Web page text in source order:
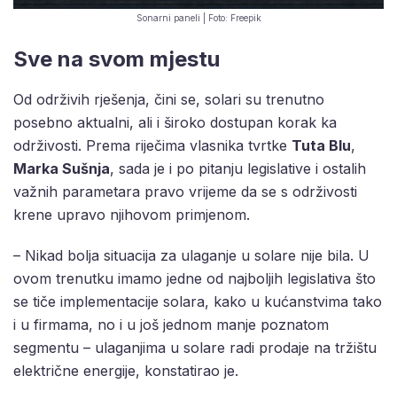
Sonarni paneli | Foto: Freepik
Sve na svom mjestu
Od održivih rješenja, čini se, solari su trenutno
posebno aktualni, ali i široko dostupan korak ka
održivosti. Prema riječima vlasnika tvrtke Tuta Blu,
Marka Sušnja, sada je i po pitanju legislative i ostalih
važnih parametara pravo vrijeme da se s održivosti
krene upravo njihovom primjenom.
– Nikad bolja situacija za ulaganje u solare nije bila. U
ovom trenutku imamo jedne od najboljih legislativa što
se tiče implementacije solara, kako u kućanstvima tako
i u firmama, no i u još jednom manje poznatom
segmentu – ulaganjima u solare radi prodaje na tržištu
električne energije, konstatirao je.